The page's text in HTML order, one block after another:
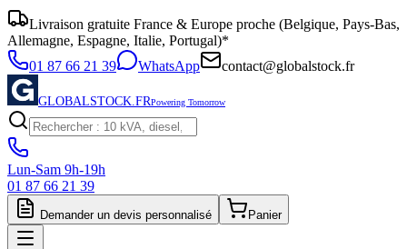
Livraison gratuite France & Europe proche (Belgique, Pays-Bas,
Allemagne, Espagne, Italie, Portugal)*
01 87 66 21 39
WhatsApp contact@globalstock.fr
GLOBALSTOCK.FRPowering Tomorrow
Lun-Sam 9h-19h
01 87 66 21 39
Demander un devis personnalisé Panier